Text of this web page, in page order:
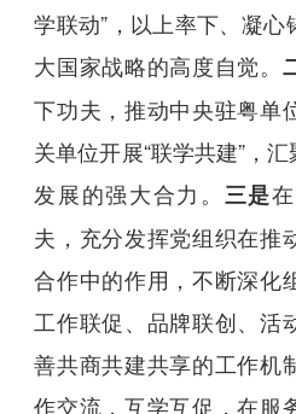
学联动”，以上率下、凝
大国家战略的高度自觉。
下功夫，推动中央驻粤单
关单位开展“联学共建”，
发展的强大合力。 三是
夫，充分发挥党组织在推
合作中的作用，不断深化
工作联促、品牌联创、活
善共商共建共享的工作机
作交流，互学互促，在服